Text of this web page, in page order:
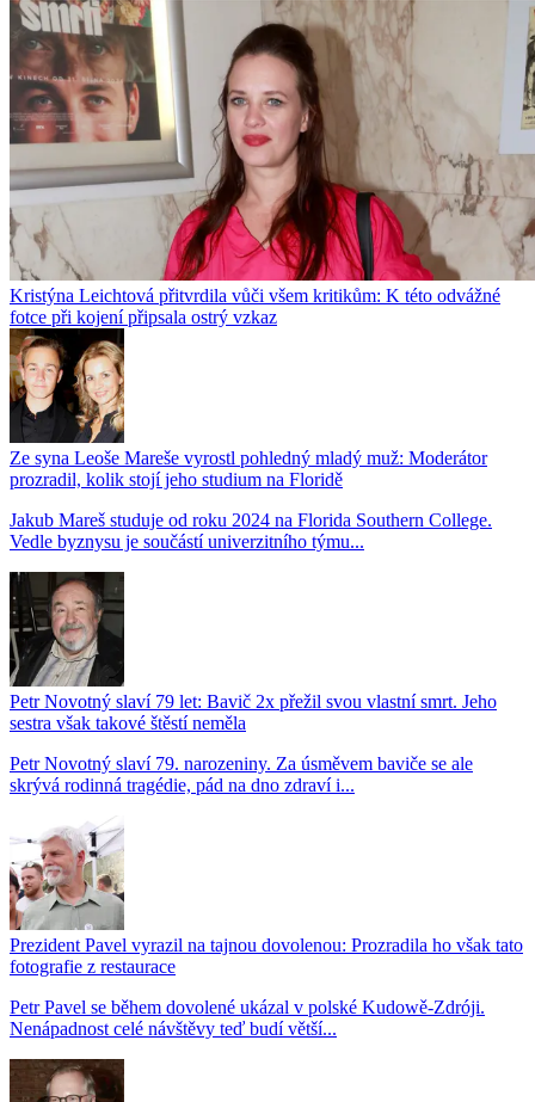
Kristýna Leichtová přitvrdila vůči všem kritikům: K této odvážné
fotce při kojení připsala ostrý vzkaz
Ze syna Leoše Mareše vyrostl pohledný mladý muž: Moderátor
prozradil, kolik stojí jeho studium na Floridě
Jakub Mareš studuje od roku 2024 na Florida Southern College.
Vedle byznysu je součástí univerzitního týmu...
Petr Novotný slaví 79 let: Bavič 2x přežil svou vlastní smrt. Jeho
sestra však takové štěstí neměla
Petr Novotný slaví 79. narozeniny. Za úsměvem baviče se ale
skrývá rodinná tragédie, pád na dno zdraví i...
Prezident Pavel vyrazil na tajnou dovolenou: Prozradila ho však tato
fotografie z restaurace
Petr Pavel se během dovolené ukázal v polské Kudowě-Zdróji.
Nenápadnost celé návštěvy teď budí větší...